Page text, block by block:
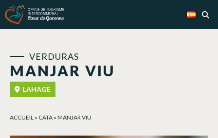
MANJAR VIU
VERDURAS
LAHAGE
ACCUEIL » CATA » MANJAR VIU
Panel de gestión de cookies